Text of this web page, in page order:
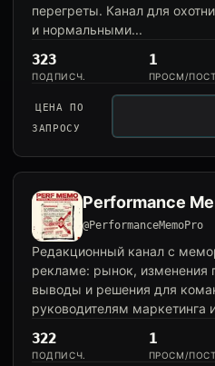
перегреты. Канал для
и нормальными...
323
ПОДПИСЧ.
1
ПРОСМ/ПОСТ
ЦЕНА ПО
ЗАПРОСУ
Performance
@PerformanceMemoPro
Редакционный канал с
рекламе: рынок, изменения
выводы и решения для
руководителям маркетинга
322
ПОДПИСЧ.
1
ПРОСМ/ПОСТ